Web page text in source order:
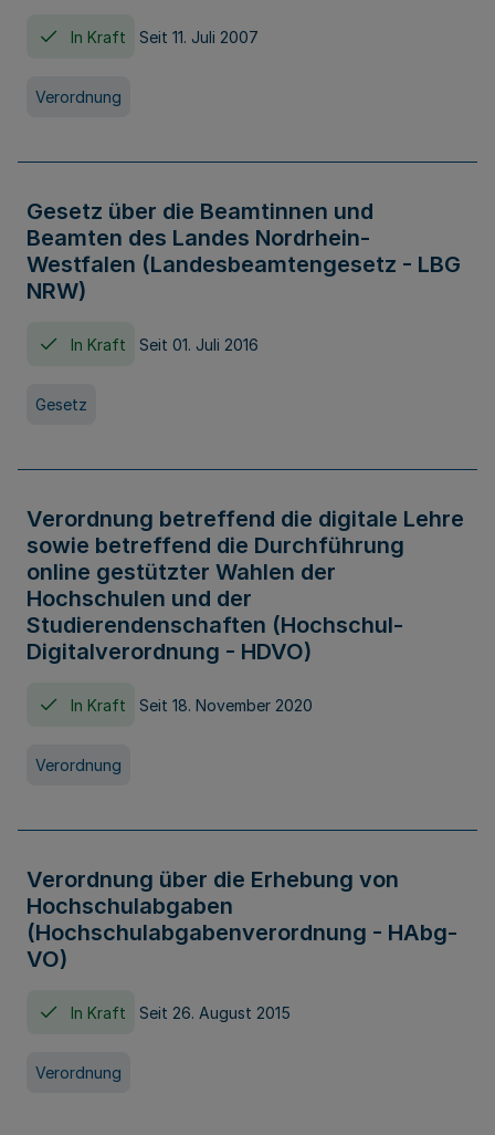
In Kraft Seit 11. Juli 2007
Verordnung
Gesetz über die Beamtinnen und
Beamten des Landes Nordrhein-
Westfalen (Landesbeamtengesetz - LBG
NRW)
In Kraft Seit 01. Juli 2016
Gesetz
Verordnung betreffend die digitale Lehre
sowie betreffend die Durchführung
online gestützter Wahlen der
Hochschulen und der
Studierendenschaften (Hochschul-
Digitalverordnung - HDVO)
In Kraft Seit 18. November 2020
Verordnung
Verordnung über die Erhebung von
Hochschulabgaben
(Hochschulabgabenverordnung - HAbg-
VO)
In Kraft Seit 26. August 2015
Verordnung